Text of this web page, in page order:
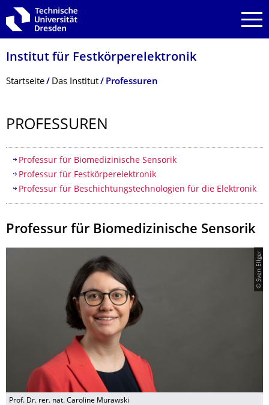
Zur Hauptnavigation springen
Zur Suche springen
Zum Inhalt springen
Institut für Festkörperelektro­nik
Breadcrumb-Menü
Startseite Das Institut Professuren
PROFESSUREN
Inhaltsverzeichnis
Professur für Biomedizinische Sensorik
​Professur für Festkörperelektronik
Professur für Beschichtungstechnologien für die Elektronik
Professur für Biomedizinische Sensorik
© Sven Ellger
Prof. Dr. rer. nat. Caroline Murawski